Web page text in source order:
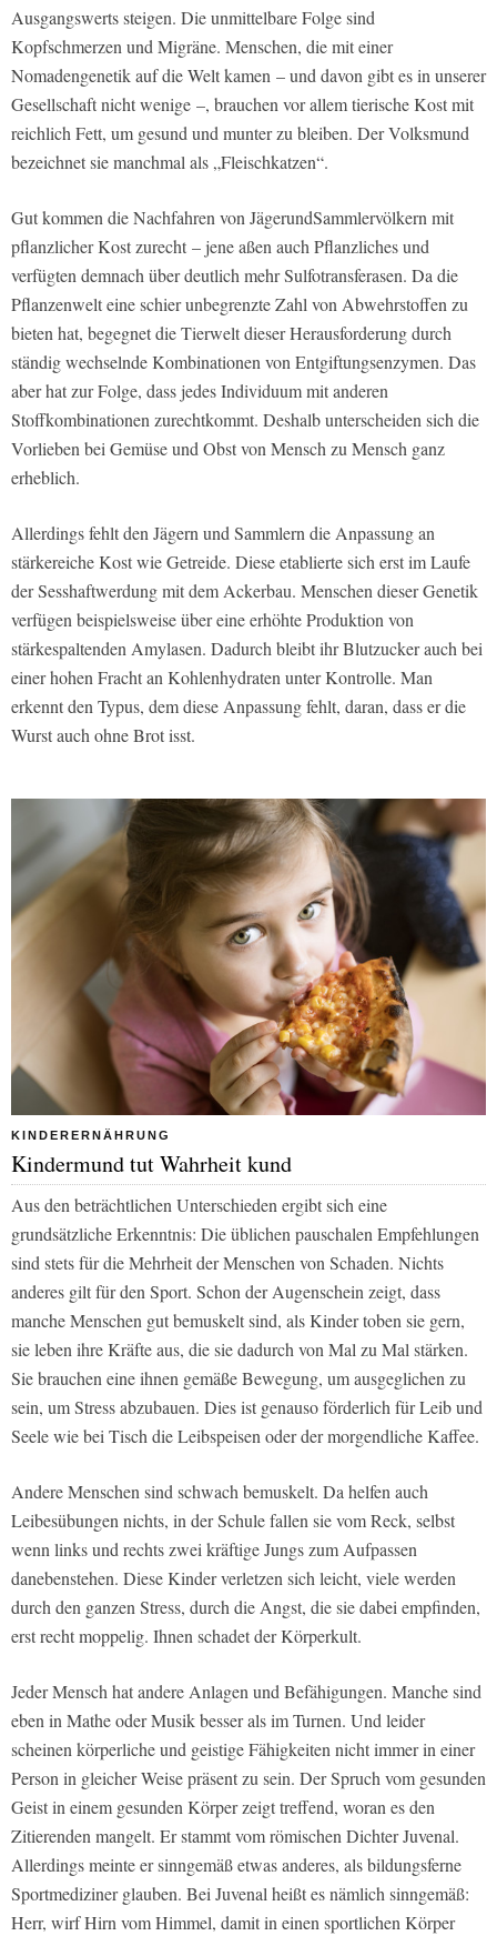
Ausgangswerts steigen. Die unmittelbare Folge sind
Kopfschmerzen und Migräne. Menschen, die mit einer
Nomadengenetik auf die Welt kamen – und davon gibt es in unserer
Gesellschaft nicht wenige –, brauchen vor allem tierische Kost mit
reichlich Fett, um gesund und munter zu bleiben. Der Volksmund
bezeichnet sie manchmal als „Fleischkatzen“.
Gut kommen die Nachfahren von Jäger­und­Sammlervölkern mit
pflanzlicher Kost zurecht – jene aßen auch Pflanzliches und
verfügten demnach über deutlich mehr Sulfotransferasen. Da die
Pflanzenwelt eine schier unbegrenzte Zahl von Abwehrstoffen zu
bieten hat, begegnet die Tierwelt dieser Herausforderung durch
ständig wechselnde Kombinationen von Entgiftungsenzymen. Das
aber hat zur Folge, dass jedes Individuum mit anderen
Stoffkombinationen zurechtkommt. Deshalb unterscheiden sich die
Vorlieben bei Gemüse und Obst von Mensch zu Mensch ganz
erheblich.
Allerdings fehlt den Jägern und Sammlern die Anpassung an
stärkereiche Kost wie Getreide. Diese etablierte sich erst im Laufe
der Sesshaftwerdung mit dem Ackerbau. Menschen dieser Genetik
verfügen beispielsweise über eine erhöhte Produktion von
stärkespaltenden Amylasen. Dadurch bleibt ihr Blutzucker auch bei
einer hohen Fracht an Kohlenhydraten unter Kontrolle. Man
erkennt den Typus, dem diese Anpassung fehlt, daran, dass er die
Wurst auch ohne Brot isst.
KINDERERNÄHRUNG
Kindermund tut Wahrheit kund
Aus den beträchtlichen Unterschieden ergibt sich eine
grundsätzliche Erkenntnis: Die üblichen pauschalen Empfehlungen
sind stets für die Mehrheit der Menschen von Schaden. Nichts
anderes gilt für den Sport. Schon der Augenschein zeigt, dass
manche Menschen gut bemuskelt sind, als Kinder toben sie gern,
sie leben ihre Kräfte aus, die sie dadurch von Mal zu Mal stärken.
Sie brauchen eine ihnen gemäße Bewegung, um ausgeglichen zu
sein, um Stress abzubauen. Dies ist genauso förderlich für Leib und
Seele wie bei Tisch die Leibspeisen oder der morgendliche Kaffee.
Andere Menschen sind schwach bemuskelt. Da helfen auch
Leibesübungen nichts, in der Schule fallen sie vom Reck, selbst
wenn links und rechts zwei kräftige Jungs zum Aufpassen
danebenstehen. Diese Kinder verletzen sich leicht, viele werden
durch den ganzen Stress, durch die Angst, die sie dabei empfinden,
erst recht moppelig. Ihnen schadet der Körperkult.
Jeder Mensch hat andere Anlagen und Befähigungen. Manche sind
eben in Mathe oder Musik besser als im Turnen. Und leider
scheinen körperliche und geistige Fähigkeiten nicht immer in einer
Person in gleicher Weise präsent zu sein. Der Spruch vom gesunden
Geist in einem gesunden Körper zeigt treffend, woran es den
Zitierenden mangelt. Er stammt vom römischen Dichter Juvenal.
Allerdings meinte er sinngemäß etwas anderes, als bildungsferne
Sportmediziner glauben. Bei Juvenal heißt es nämlich sinngemäß:
Herr, wirf Hirn vom Himmel, damit in einen sportlichen Körper